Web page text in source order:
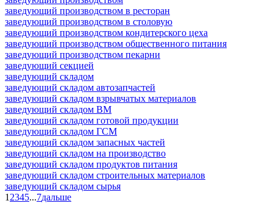
заведующий производством в ресторан
заведующий производством в столовую
заведующий производством кондитерского цеха
заведующий производством общественного питания
заведующий производством пекарни
заведующий секцией
заведующий складом
заведующий складом автозапчастей
заведующий складом взрывчатых материалов
заведующий складом ВМ
заведующий складом готовой продукции
заведующий складом ГСМ
заведующий складом запасных частей
заведующий складом на производство
заведующий складом продуктов питания
заведующий складом строительных материалов
заведующий складом сырья
1 2345...7дальше